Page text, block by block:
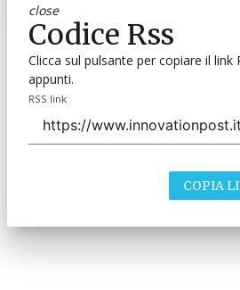
close
Codice Rss
Clicca sul pulsante per copiare il link
appunti.
RSS link
COPIA